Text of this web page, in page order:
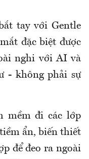
tay với Gentle
đặc biệt được
nghi với AI và
- không phải sự
mềm đi các lớp
ẩn, biến thiết
để đeo ra ngoài